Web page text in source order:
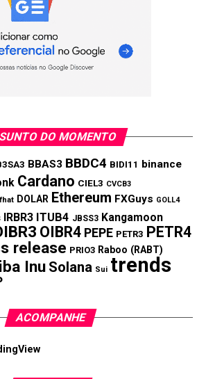
DO MOMENTO
BBAS3 BBDC4 BIDI11 binance
Cardano CIEL3 CVCB3
DOLAR Ethereum FXGuys GOLL4
IRBR3 ITUB4 JBSS3 Kangamoon
OIBR4 PEPE PETR3 PETR4
release PRIO3 Raboo (RABT)
Inu Solana Sui trends
ACOMPANHE